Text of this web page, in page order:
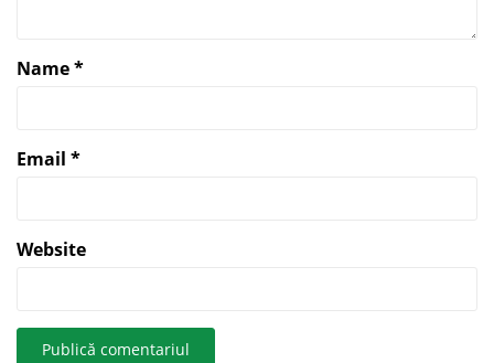
Name*
Email *
Website